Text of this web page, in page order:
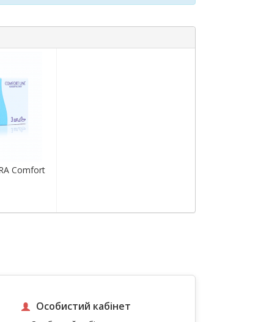
Comfort
Особистий кабінет